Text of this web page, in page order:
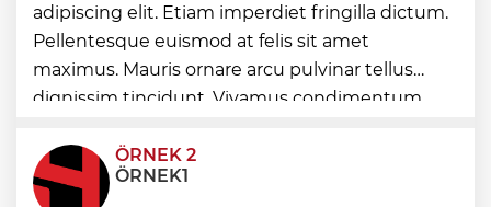
Kayseri Talas İnovasyon Merkezi finale
kaldı
adipiscing elit. Etiam imperdiet fringilla dictum.
Pellentesque euismod at felis sit amet
maximus. Mauris ornare arcu pulvinar tellus
dignissim tincidunt. Vivamus condimentum
condimentum eros et, faucibus sapien. Praese
ÖRNEK 2
ÖRNEK1